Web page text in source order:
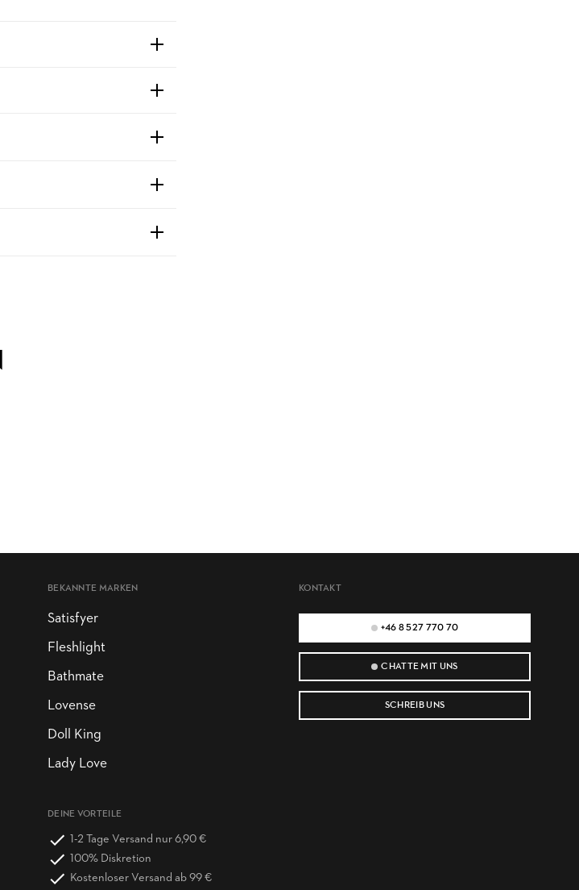
KONTAKT
+46 8 527 770 70
CHATTE MIT UNS
SCHREIB UNS
BEKANNTE MARKEN
Satisfyer
Fleshlight
Bathmate
Lovense
Doll King
Lady Love
DEINE VORTEILE
1-2 Tage Versand nur 6,90 €
100% Diskretion
Kostenloser Versand ab 99 €